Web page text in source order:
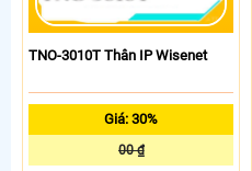
TNO-3010T Thân IP Wisenet
Giá: 30%
00 ₫